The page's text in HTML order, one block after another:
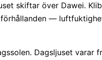
skiftar över Dawei.
—
Dagsljuset varar